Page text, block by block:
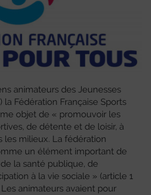
animateurs des Jeunesses
la Fédération Française Sports
objet de « promouvoir les
de détente et de loisir, à
les milieux. La fédération
un élément important de
la santé publique, de
à la vie sociale » (article 1
Les animateurs avaient pour